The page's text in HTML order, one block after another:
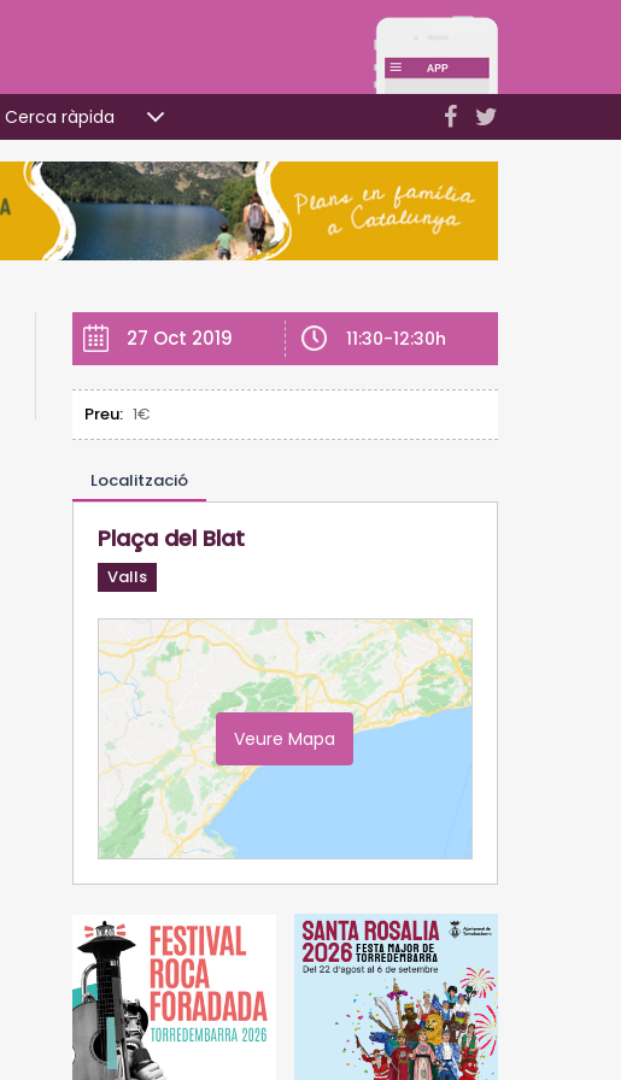
Cerca ràpida
27 Oct 2019 11:30-12:30h
Preu: 1€
Localització
Plaça del Blat
Valls
Veure Mapa